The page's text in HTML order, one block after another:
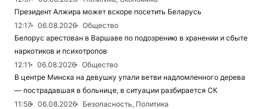
Президент Алжира может вскоре посетить Беларусь
12:17
06.08.2026
Общество
Белорус арестован в Варшаве по подозрению в хранении и сбыте
наркотиков и психотропов
12:11
06.08.2026
Общество
В центре Минска на девушку упали ветви надломленного дерева
— пострадавшая в больнице, в ситуации разбирается СК
11:58
06.08.2026
Безопасность, Политика